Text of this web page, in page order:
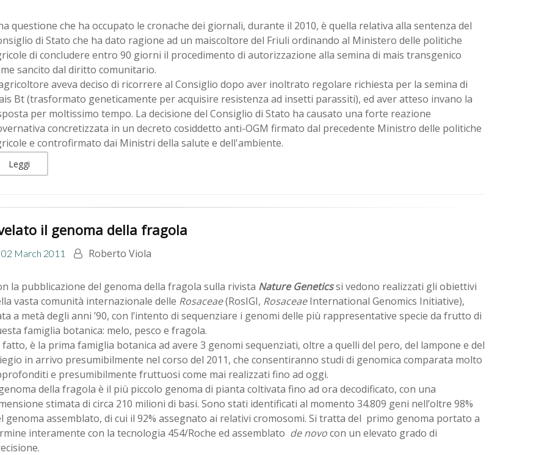
questione che ha occupato le cronache dei giornali, durante il 2010, è quella relativa alla sentenza del
di Stato che ha dato ragione ad un maiscoltore del Friuli ordinando al Ministero delle politiche
di concludere entro 90 giorni il procedimento di autorizzazione alla semina di mais transgenico
sancito dal diritto comunitario.
aveva deciso di ricorrere al Consiglio dopo aver inoltrato regolare richiesta per la semina di
Bt (trasformato geneticamente per acquisire resistenza ad insetti parassiti), ed aver atteso invano la
per moltissimo tempo. La decisione del Consiglio di Stato ha causato una forte reazione
concretizzata in un decreto cosiddetto anti-OGM firmato dal precedente Ministro delle politiche
e controfirmato dai Ministri della salute e dell'ambiente.
Leggi
il genoma della fragola
02 March 2011 Roberto Viola
la pubblicazione del genoma della fragola sulla rivista Nature Geneticssi vedono realizzati gli obiettivi
vasta comunità internazionale delle Rosaceae(RosIGI, RosaceaeInternational Genomics Initiative),
a metà degli anni ’90, con l’intento di sequenziare i genomi delle più rappresentative specie da frutto di
famiglia botanica: melo, pesco e fragola.
fatto, è la prima famiglia botanica ad avere 3 genomi sequenziati, oltre a quelli del pero, del lampone e del
in arrivo presumibilmente nel corso del 2011, che consentiranno studi di genomica comparata molto
e presumibilmente fruttuosi come mai realizzati fino ad oggi.
della fragola è il più piccolo genoma di pianta coltivata fino ad ora decodificato, con una
stimata di circa 210 milioni di basi. Sono stati identificati al momento 34.809 geni nell’oltre 98%
genoma assemblato, di cui il 92% assegnato ai relativi cromosomi. Si tratta del primo genoma portato a
interamente con la tecnologia 454/Roche ed assemblato de novocon un elevato grado di